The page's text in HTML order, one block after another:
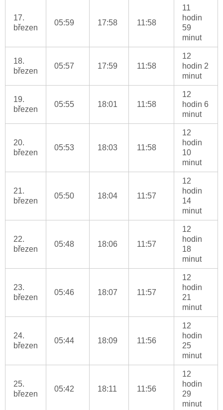
17.
březen
05:59 17:58 11:58
11
hodin
59
minut
18.
březen
05:57 17:59 11:58
12
hodin 2
minut
19.
březen
05:55 18:01 11:58
12
hodin 6
minut
20.
březen
05:53 18:03 11:58
12
hodin
10
minut
21.
březen
05:50 18:04 11:57
12
hodin
14
minut
22.
březen
05:48 18:06 11:57
12
hodin
18
minut
23.
březen
05:46 18:07 11:57
12
hodin
21
minut
24.
březen
05:44 18:09 11:56
12
hodin
25
minut
25.
březen
05:42 18:11 11:56
12
hodin
29
minut